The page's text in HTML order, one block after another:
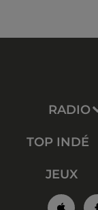
RADIO
TOP INDÉ
JEUX